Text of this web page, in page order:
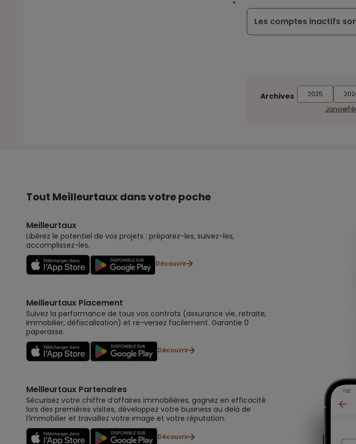
Les comptes inactifs
Archives 2025
Janvier
Tout Meilleurtaux dans votre poche
Meilleurtaux
Libérez le potentiel de vos projets : préparez-les, suivez-les,
accomplissez-les.
Découvrir
Meilleurtaux Placement
Suivez la performance de tous vos contrats (assurance vie, retraite,
immobilier, défiscalisation) et re-versez facilement. Garantie 0
paperasse.
Découvrir
Meilleurtaux Partenaires
Sécurisez votre chiffre d’affaires immobilières, gagnez en efficacité
lors des premières visites, développez votre business au delà de
l’immobilier et travaillez votre image et votre réputation.
Découvrir